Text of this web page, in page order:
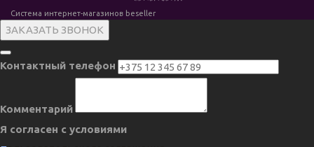
Система интернет-магазинов beseller
ЗАКАЗАТЬ ЗВОНОК
Контактный телефон
Комментарий
Я согласен с условиями